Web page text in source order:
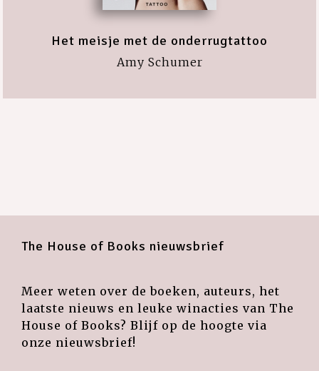
Het meisje met de onderrugtattoo
Amy Schumer
The House of Books nieuwsbrief
Meer weten over de boeken, auteurs, het
laatste nieuws en leuke winacties van The
House of Books? Blijf op de hoogte via
onze nieuwsbrief!